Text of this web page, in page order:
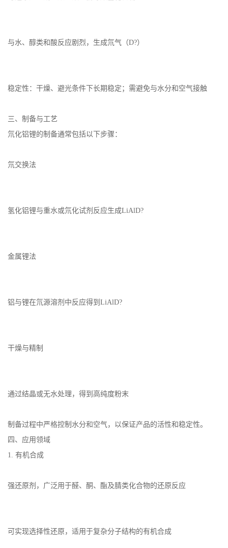
与水、醇类和酸反应剧烈，生成氘气（D?）
稳定性：干燥、避光条件下长期稳定；需避免与水分和空气接触
三、制备与工艺
氘化铝锂的制备通常包括以下步骤：
氘交换法
氢化铝锂与重水或氘化试剂反应生成LiAlD?
金属锂法
铝与锂在氘源溶剂中反应得到LiAlD?
干燥与精制
通过结晶或无水处理，得到高纯度粉末
制备过程中严格控制水分和空气，以保证产品的活性和稳定性。
四、应用领域
1. 有机合成
强还原剂，广泛用于醛、酮、酯及腈类化合物的还原反应
可实现选择性还原，适用于复杂分子结构的有机合成